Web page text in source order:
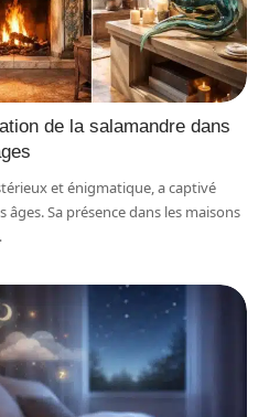
de la salamandre dans
et énigmatique, a captivé
âges. Sa présence dans les maisons